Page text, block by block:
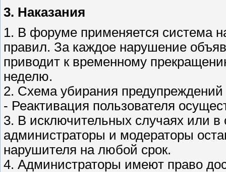
3. Наказания
1. В форуме применяется система
правил. За каждое нарушение
приводит к временному
неделю.
2. Cхема убирания предупреждений
- Реактивация пользователя
3. В исключительных случаях или
администраторы и модераторы
нарушителя на любой срок.
4. Администраторы имеют право